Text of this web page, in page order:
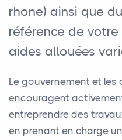
rhone) ainsi que
référence de
aides allouées
Le gouvernement et
encouragent
entreprendre des
en prenant en charge